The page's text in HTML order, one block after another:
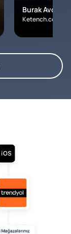
Burak Avcılar
Ketench.com –